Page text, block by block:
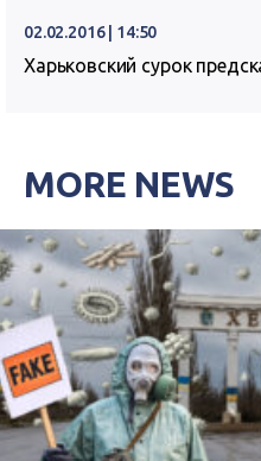
02.02.2016 | 14:50
Харьковский сурок
MORE NEWS